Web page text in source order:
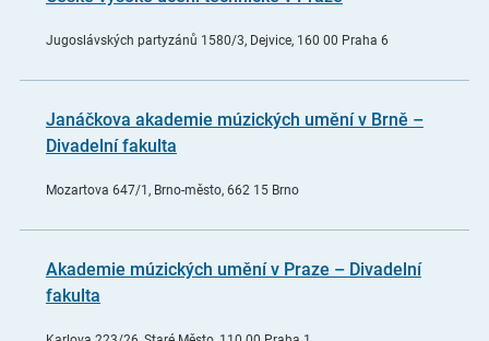
Jugoslávských partyzánů 1580/3, Dejvice, 160 00 Praha 6
Janáčkova akademie múzických umění v Brně –
Divadelní fakulta
Mozartova 647/1, Brno-město, 662 15 Brno
Akademie múzických umění v Praze – Divadelní
fakulta